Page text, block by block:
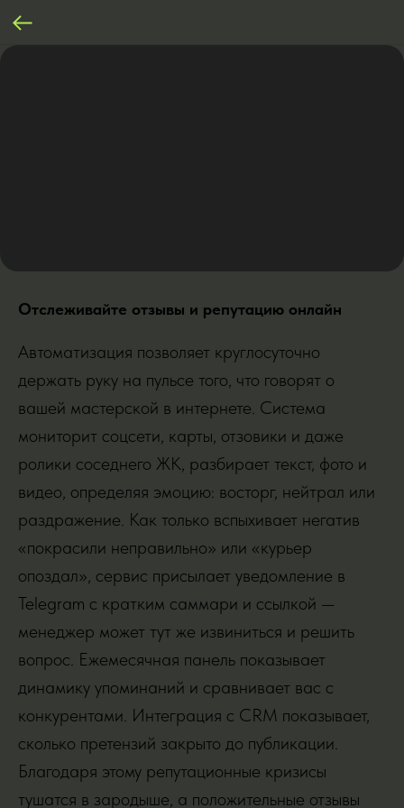
Отслеживайте отзывы и репутацию онлайн
Автоматизация позволяет круглосуточно
держать руку на пульсе того, что говорят о
вашей мастерской в интернете. Система
мониторит соцсети, карты, отзовики и даже
ролики соседнего ЖК, разбирает текст, фото и
видео, определяя эмоцию: восторг, нейтрал или
раздражение. Как только вспыхивает негатив
«покрасили неправильно» или «курьер
опоздал», сервис присылает уведомление в
Telegram с кратким саммари и ссылкой —
менеджер может тут же извиниться и решить
вопрос. Ежемесячная панель показывает
динамику упоминаний и сравнивает вас с
конкурентами. Интеграция с CRM показывает,
сколько претензий закрыто до публикации.
Благодаря этому репутационные кризисы
тушатся в зародыше, а положительные отзывы